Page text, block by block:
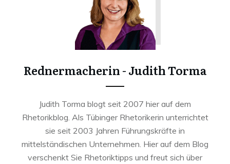
Rednermacherin - Judith Torma
Judith Torma blogt seit 2007 hier auf dem
Rhetorikblog. Als Tübinger Rhetorikerin unterrichtet
sie seit 2003 Jahren Führungskräfte in
mittelständischen Unternehmen. Hier auf dem Blog
verschenkt Sie Rhetoriktipps und freut sich über